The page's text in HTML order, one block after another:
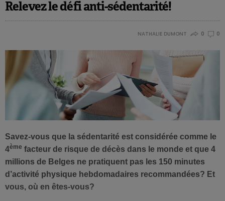
Relevez le défi anti-sédentarité!
NATHALIE DUMONT 0 0
Savez-vous que la sédentarité est considérée comme le
4ème facteur de risque de décès dans le monde et que 4
millions de Belges ne pratiquent pas les 150 minutes
d’activité physique hebdomadaires recommandées? Et
vous, où en êtes-vous?